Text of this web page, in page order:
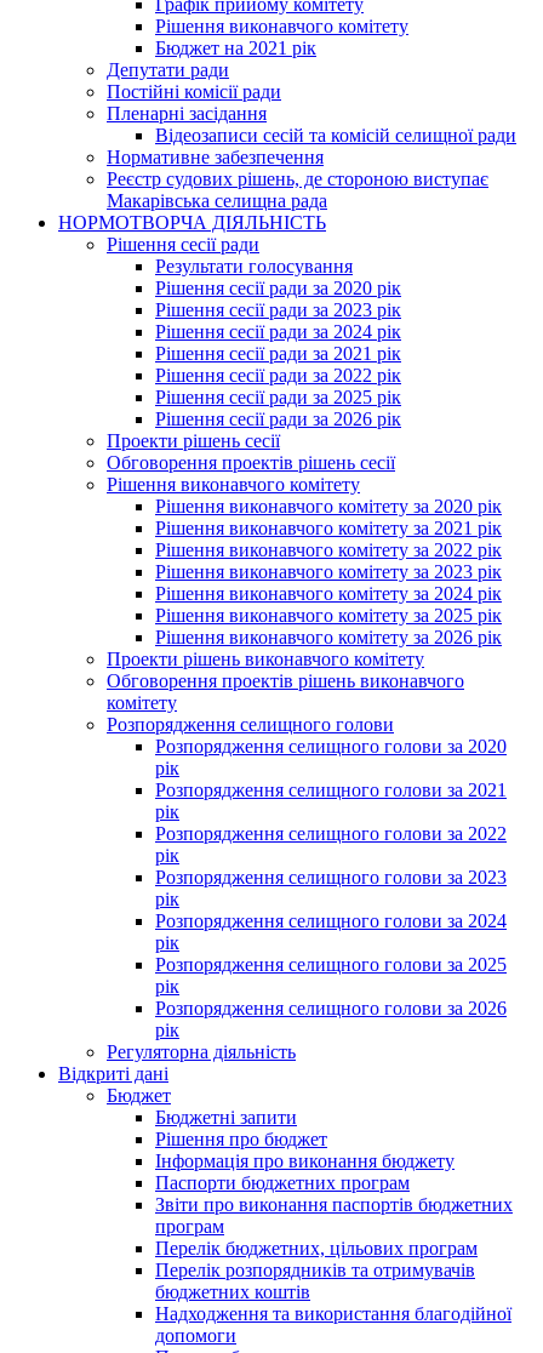
Графік прийому комітету
Рішення виконавчого комітету
Бюджет на 2021 рік
Депутати ради
Постійні комісії ради
Пленарні засідання
Відеозаписи сесій та комісій селищної ради
Нормативне забезпечення
Реєстр судових рішень, де стороною виступає
Макарівська селищна рада
НОРМОТВОРЧА ДІЯЛЬНІСТЬ
Рішення сесії ради
Результати голосування
Рішення сесії ради за 2020 рік
Рішення сесії ради за 2023 рік
Рішення сесії ради за 2024 рік
Рішення сесії ради за 2021 рік
Рішення сесії ради за 2022 рік
Рішення сесії ради за 2025 рік
Рішення сесії ради за 2026 рік
Проекти рішень сесії
Обговорення проектів рішень сесії
Рішення виконавчого комітету
Рішення виконавчого комітету за 2020 рік
Рішення виконавчого комітету за 2021 рік
Рішення виконавчого комітету за 2022 рік
Рішення виконавчого комітету за 2023 рік
Рішення виконавчого комітету за 2024 рік
Рішення виконавчого комітету за 2025 рік
Рішення виконавчого комітету за 2026 рік
Проекти рішень виконавчого комітету
Обговорення проектів рішень виконавчого
комітету
Розпорядження селищного голови
Розпорядження селищного голови за 2020
рік
Розпорядження селищного голови за 2021
рік
Розпорядження селищного голови за 2022
рік
Розпорядження селищного голови за 2023
рік
Розпорядження селищного голови за 2024
рік
Розпорядження селищного голови за 2025
рік
Розпорядження селищного голови за 2026
рік
Регуляторна діяльність
Відкриті дані
Бюджет
Бюджетні запити
Рішення про бюджет
Інформація про виконання бюджету
Паспорти бюджетних програм
Звіти про виконання паспортів бюджетних
програм
Перелік бюджетних, цільових програм
Перелік розпорядників та отримувачів
бюджетних коштів
Надходження та використання благодійної
допомоги